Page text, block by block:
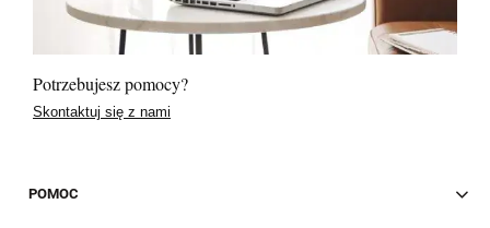
Potrzebujesz pomocy?
Skontaktuj się z nami
POMOC